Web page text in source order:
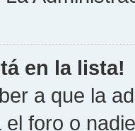
en la lista!
a que la
foro o